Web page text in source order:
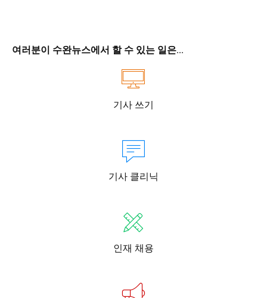
여러분이 수완뉴스에서 할 수 있는 일은...
기사 쓰기
기사 클리닉
인재 채용